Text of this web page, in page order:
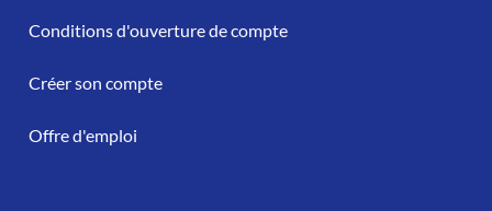
Conditions d'ouverture de compte
Créer son compte
Offre d'emploi